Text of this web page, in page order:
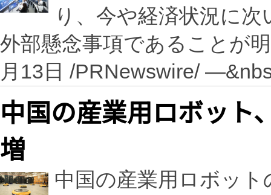
り、今や経済状況に
外部懸念事項であることが
月13日 /PRNewswire/
中国の産業用ロボット
増
中国の産業用ロボッ